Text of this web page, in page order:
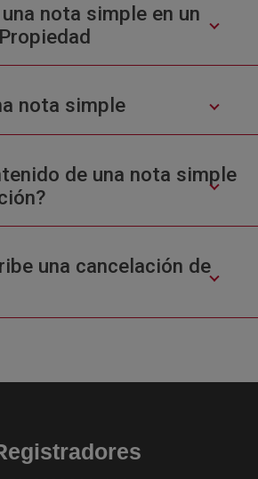
nota simple en un
nota simple
de una nota simple
una cancelación de